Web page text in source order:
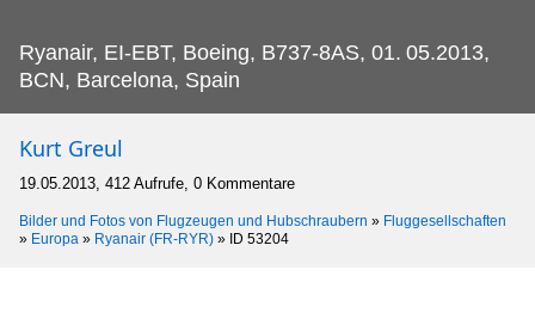
Ryanair, EI-EBT, Boeing, B737-8AS, 01. 05.2013,
BCN, Barcelona, Spain
Kurt Greul
19.05.2013, 412 Aufrufe, 0 Kommentare
Bilder und Fotos von Flugzeugen und Hubschraubern » Fluggesellschaften
» Europa » Ryanair (FR-RYR) » ID 53204